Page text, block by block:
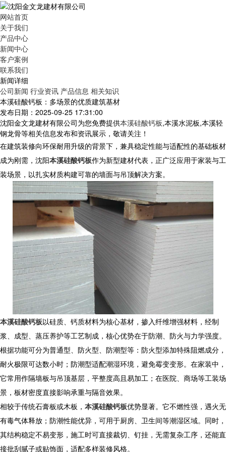
网站首页
关于我们
产品中心
新闻中心
客户案例
联系我们
新闻详细
公司新闻 行业资讯 产品信息 相关知识
本溪硅酸钙板：多场景的优质建筑基材​
发布日期：2025-09-25 17:31:00
沈阳金文龙建材有限公司为您免费提供本溪硅酸钙板,本溪水泥板,本溪轻
钢龙骨等相关信息发布和资讯展示，敬请关注！
在建筑装修向环保耐用升级的背景下，兼具稳定性能与适配性的基础板材
成为刚需，沈阳本溪硅酸钙板作为新型建材代表，正广泛应用于家装与工
装场景，以扎实材质构建可靠的墙面与吊顶解决方案。
本溪硅酸钙板以硅质、钙质材料为核心基材，掺入纤维增强材料，经制
浆、成型、蒸压养护等工艺制成，核心优势在于防潮、防火与力学强度。
根据功能可分为普通型、防火型、防潮型等：防火型添加特殊阻燃成分，
耐火极限可达数小时；防潮型适配潮湿环境，避免霉变变形。在家装中，
它常用作隔墙板与吊顶基层，平整度高且易加工；在医院、商场等工装场
景，板材密度直接影响承重与隔音效果。​
相较于传统石膏板或木板， 本溪硅酸钙板优势显著。它不燃性强，遇火无
有毒气体释放；防潮性能优异，可用于厨房、卫生间等潮湿区域。同时，
其结构稳定不易变形，施工时可直接裁切、钉挂，无需复杂工序，还能直
接批刮腻子或贴饰面，适配多样装修风格。​